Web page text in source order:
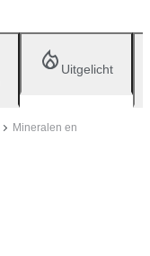
Uitgelicht
Mineralen en